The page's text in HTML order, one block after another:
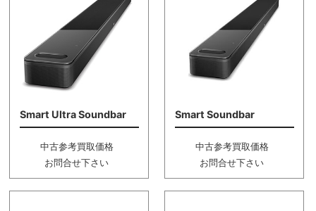
Smart Ultra Soundbar
中古参考買取価格
お問合せ下さい
Smart Soundbar
中古参考買取価格
お問合せ下さい